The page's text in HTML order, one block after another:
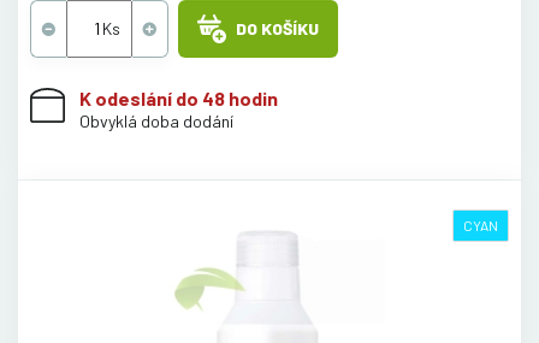
DO KOŠÍKU
K odeslání do 48 hodin
Obvyklá doba dodání
CYAN